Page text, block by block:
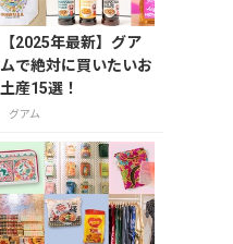
【2025年最新】グア
ムで絶対に買いたいお
土産15選！
グアム